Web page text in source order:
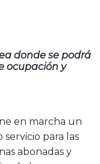
donde se podrá
ocupación y
en marcha un
servicio para las
abonadas y